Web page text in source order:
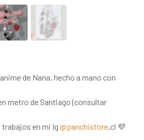
de Nana, hecho a mano con
metro de Santiago (consultar
en mi Ig @panchistore.cl 💜